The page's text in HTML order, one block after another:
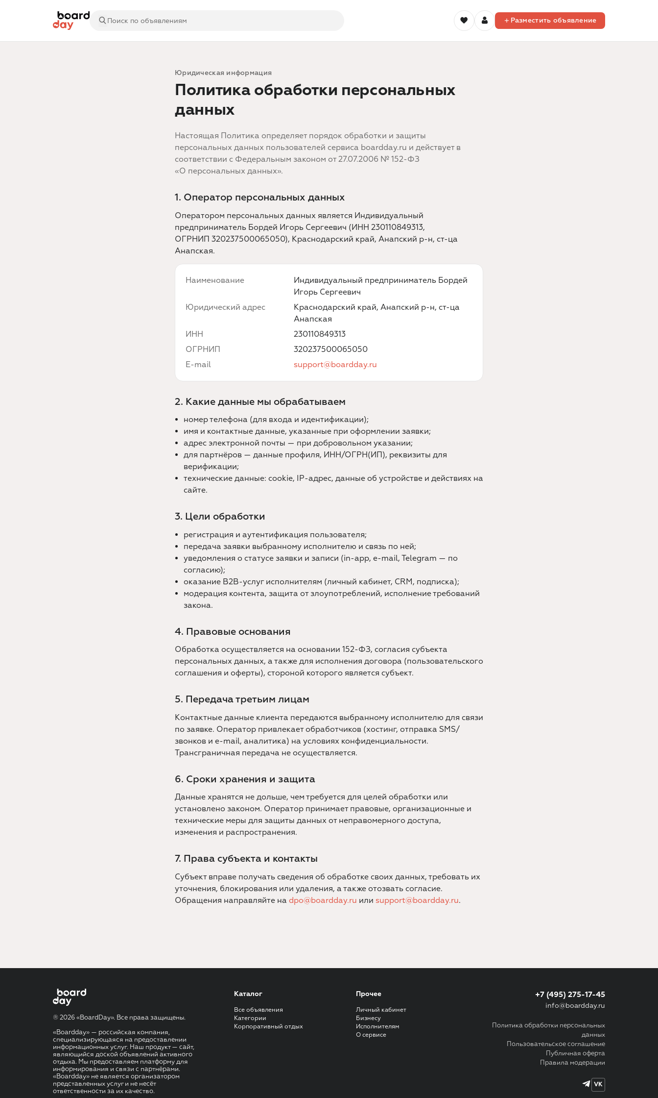
Разместить объявление
Юридическая информация
Политика обработки персональных
данных
Настоящая Политика определяет порядок обработки и защиты
персональных данных пользователей сервиса boardday.ru и действует в
соответствии с Федеральным законом от 27.07.2006 № 152-ФЗ
«О персональных данных».
1. Оператор персональных данных
Оператором персональных данных является Индивидуальный
предприниматель Бордей Игорь Сергеевич (ИНН 230110849313,
ОГРНИП 320237500065050), Краснодарский край, Анапский р-н, ст-ца
Анапская.
Наименование
Индивидуальный предприниматель Бордей
Игорь Сергеевич
Юридический адрес
Краснодарский край, Анапский р-н, ст-ца
Анапская
ИНН
230110849313
ОГРНИП
320237500065050
E-mail
support@boardday.ru
2. Какие данные мы обрабатываем
номер телефона (для входа и идентификации);
имя и контактные данные, указанные при оформлении заявки;
адрес электронной почты — при добровольном указании;
для партнёров — данные профиля, ИНН/ОГРН(ИП), реквизиты для
верификации;
технические данные: cookie, IP-адрес, данные об устройстве и действиях на
сайте.
3. Цели обработки
регистрация и аутентификация пользователя;
передача заявки выбранному исполнителю и связь по ней;
уведомления о статусе заявки и записи (in-app, e-mail, Telegram — по
согласию);
оказание B2B-услуг исполнителям (личный кабинет, CRM, подписка);
модерация контента, защита от злоупотреблений, исполнение требований
закона.
4. Правовые основания
Обработка осуществляется на основании 152-ФЗ, согласия субъекта
персональных данных, а также для исполнения договора (пользовательского
соглашения и оферты), стороной которого является субъект.
5. Передача третьим лицам
Контактные данные клиента передаются выбранному исполнителю для связи
по заявке. Оператор привлекает обработчиков (хостинг, отправка SMS/
звонков и e-mail, аналитика) на условиях конфиденциальности.
Трансграничная передача не осуществляется.
6. Сроки хранения и защита
Данные хранятся не дольше, чем требуется для целей обработки или
установлено законом. Оператор принимает правовые, организационные и
технические меры для защиты данных от неправомерного доступа,
изменения и распространения.
7. Права субъекта и контакты
Субъект вправе получать сведения об обработке своих данных, требовать их
уточнения, блокирования или удаления, а также отозвать согласие.
Обращения направляйте на dpo@boardday.ru или support@boardday.ru.
® 2026 «BoardDay». Все права защищены.
«Boardday» — российская компания,
специализирующаяся на предоставлении
информационных услуг. Наш продукт — сайт,
являющийся доской объявлений активного
отдыха. Мы предоставляем платформу для
информирования и связи с партнёрами.
«Boardday» не является организатором
представленных услуг и не несёт
ответственности за их качество.
Каталог
Все объявления
Категории
Корпоративный отдых
Прочее
Личный кабинет
Бизнесу
Исполнителям
О сервисе
+7 (495) 275-17-45
info@boardday.ru
Политика обработки персональных
данных
Пользовательское соглашение
Публичная оферта
Правила модерации
VK